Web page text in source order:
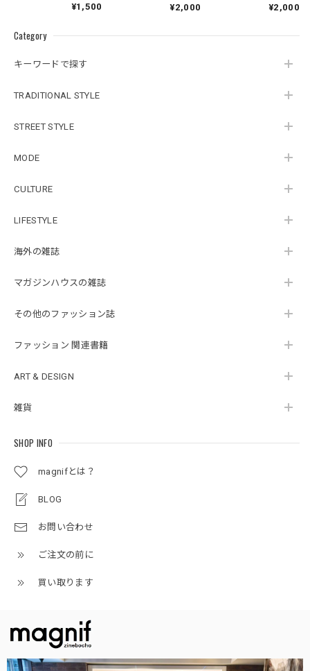
Category
キーワードで探す
TRADITIONAL STYLE
STREET STYLE
MODE
CULTURE
LIFESTYLE
海外の雑誌
マガジンハウスの雑誌
その他のファッション誌
ファッション 関連書籍
ART & DESIGN
雑貨
SHOP INFO
magnifとは？
BLOG
お問い合わせ
ご注文の前に
買い取ります
¥1,500 ¥2,000 ¥2,000